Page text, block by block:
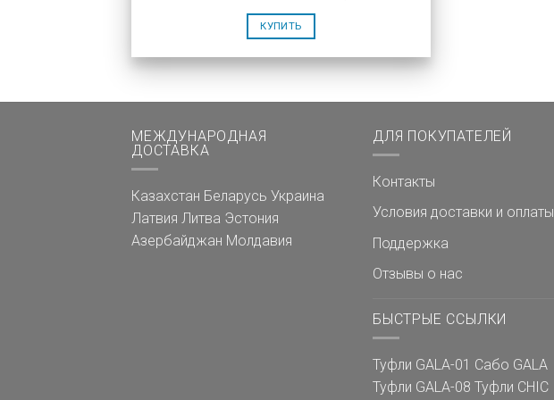
КУПИТЬ
МЕЖДУНАРОДНАЯ
ДОСТАВКА
Казахстан Беларусь Украина
Латвия Литва Эстония
Азербайджан Молдавия
ДЛЯ ПОКУПАТЕЛЕЙ
Контакты
Условия доставки и оплаты
Поддержка
Отзывы о нас
БЫСТРЫЕ ССЫЛКИ
Туфли GALA-01 Сабо GALA
Туфли GALA-08 Туфли CHIC